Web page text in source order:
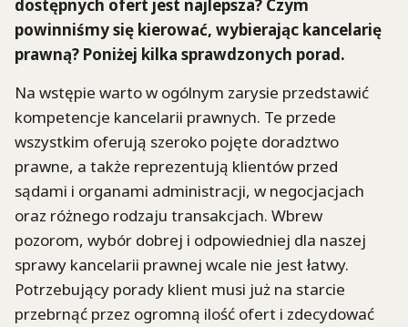
dostępnych ofert jest najlepsza? Czym
powinniśmy się kierować, wybierając kancelarię
prawną? Poniżej kilka sprawdzonych porad.
Na wstępie warto w ogólnym zarysie przedstawić
kompetencje kancelarii prawnych. Te przede
wszystkim oferują szeroko pojęte doradztwo
prawne, a także reprezentują klientów przed
sądami i organami administracji, w negocjacjach
oraz różnego rodzaju transakcjach. Wbrew
pozorom, wybór dobrej i odpowiedniej dla naszej
sprawy kancelarii prawnej wcale nie jest łatwy.
Potrzebujący porady klient musi już na starcie
przebrnąć przez ogromną ilość ofert i zdecydować